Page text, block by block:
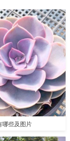
哪些及图片